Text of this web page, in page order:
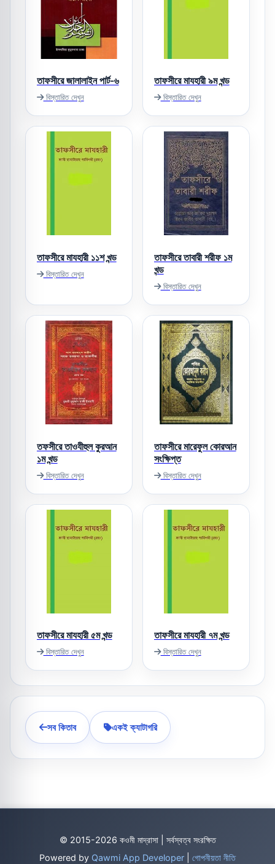
তাফসীরে জালালাইন পার্ট-৬
বিস্তারিত দেখুন
তাফসীরে মাযহারী ৯ম খন্ড
বিস্তারিত দেখুন
তাফসীরে মাযহারী ১১শ খন্ড
বিস্তারিত দেখুন
তাফসীরে তাবারী শরীফ ১ম
খন্ড
বিস্তারিত দেখুন
তফসীরে তাওযীহুল কুরআন
১ম খন্ড
বিস্তারিত দেখুন
তাফসীরে মারেফুল কোরআন
সংক্ষিপ্ত
বিস্তারিত দেখুন
তাফসীরে মাযহারী ৫ম খন্ড
বিস্তারিত দেখুন
তাফসীরে মাযহারী ৭ম খন্ড
বিস্তারিত দেখুন
সব কিতাব একই ক্যাটাগরি
© 2015-2026 কওমী মাদ্রাসা | সর্বস্বত্ব সংরক্ষিত
Powered by Qawmi App Developer গোপনীয়তা নীতি